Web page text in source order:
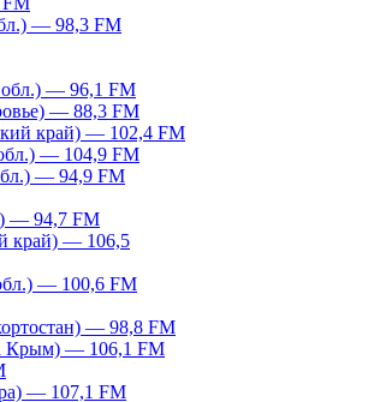
— 98,3 FM
— 96,1 FM
— 88,3 FM
край) — 102,4 FM
— 104,9 FM
— 94,9 FM
— 94,7 FM
край) — 106,5
— 100,6 FM
— 98,8 FM
Крым) — 106,1 FM
— 107,1 FM